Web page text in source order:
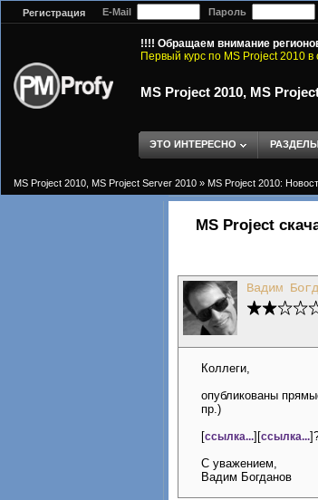
Регистрация E-Mail Пароль
!!!! Обращаем внимание
Первый курс по MS Project 2010
MS Project 2010, MS
ЭТО ИНТЕРЕСНО
MS Project 2010, MS Project Server 2010 » MS Project 2010:
MS Project
Вадим
Коллеги,
опубликованы
пр.)
[ссылка...][ссылка...
С уважением,
Вадим Богданов